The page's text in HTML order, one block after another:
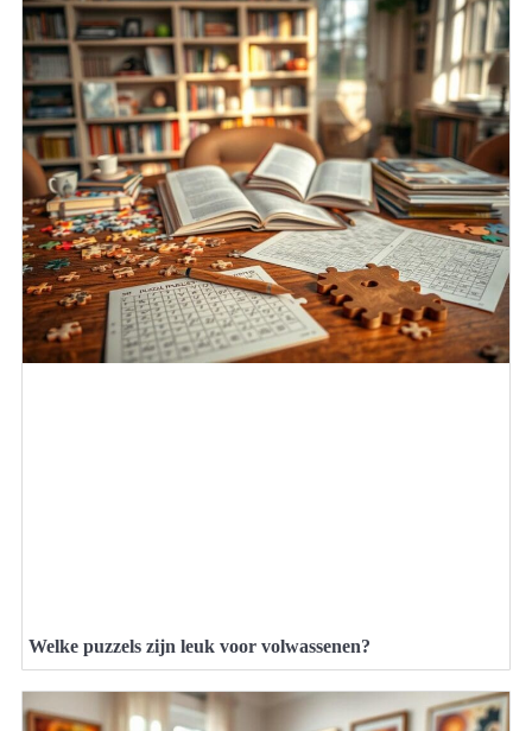
Welke puzzels zijn leuk voor volwassenen?